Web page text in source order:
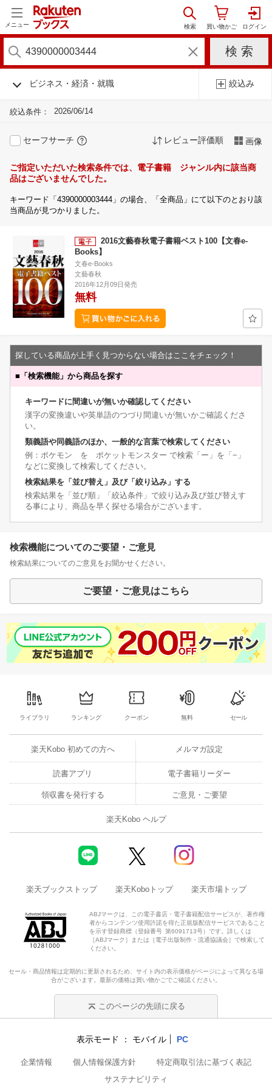
メニュー
ビジネス・経済・就職 絞込み
絞込条件： 2026/06/14
セーフサーチ レビュー評価順 画像
ご指定いただいた検索条件では、電子書籍 ジャンル内に該当商
品はございませんでした。
キーワード「4390000003444」の場合、「全商品」にて以下のとおり該
当商品が見つかりました。
2016文藝春秋電子書籍ベスト100【文春e-
Books】
文春e-Books
文藝春秋
2016年12月09日発売
無料
探している商品が上手く見つからない場合はここをチェック！
■ 「検索機能」から商品を探す
キーワードに間違いが無いか確認してください
漢字の変換違いや英単語のつづり間違いが無いかご確認くださ
い。
類義語や同義語のほか、一般的な言葉で検索してください
例：ポケモン を ポケットモンスター で検索「ー」を「−」
などに変換して検索してください。
検索結果を「並び替え」及び「絞り込み」する
検索結果を「並び順」「絞込条件」で絞り込み及び並び替えす
る事により、商品を早く探せる場合がございます。
検索機能についてのご要望・ご意見
検索結果についてのご意見をお聞かせください。
ご要望・ご意見はこちら
ライブラリ ランキング クーポン 無料 セール
楽天Kobo 初めての方へ メルマガ設定
読書アプリ 電子書籍リーダー
領収書を発行する ご意見・ご要望
楽天Kobo ヘルプ
楽天ブックストップ 楽天Koboトップ 楽天市場トップ
ABJマークは、この電子書店・電子書籍配信サービスが、著作権
者からコンテンツ使用許諾を得た正規版配信サービスであること
を示す登録商標（登録番号 第6091713号）です。詳しくは
［ABJマーク］または［電子出版制作・流通協議会］で検索して
ください。
セール・商品情報は定期的に更新されるため、サイト内の表示価格がページによって異なる場
合がございます。最新の価格は買い物かごでご確認ください。
このページの先頭に戻る
表示モード モバイル PC
企業情報 個人情報保護方針
特定商取引法に基づく表記
サステナビリティ